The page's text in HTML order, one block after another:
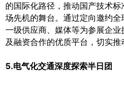
的国际化路径，推动国产技术
场先机的舞台。通过定向邀约全
一级供应商、媒体等为参展企
及融资合作的优质平台，切实
5.电气化交通深度探索半日团